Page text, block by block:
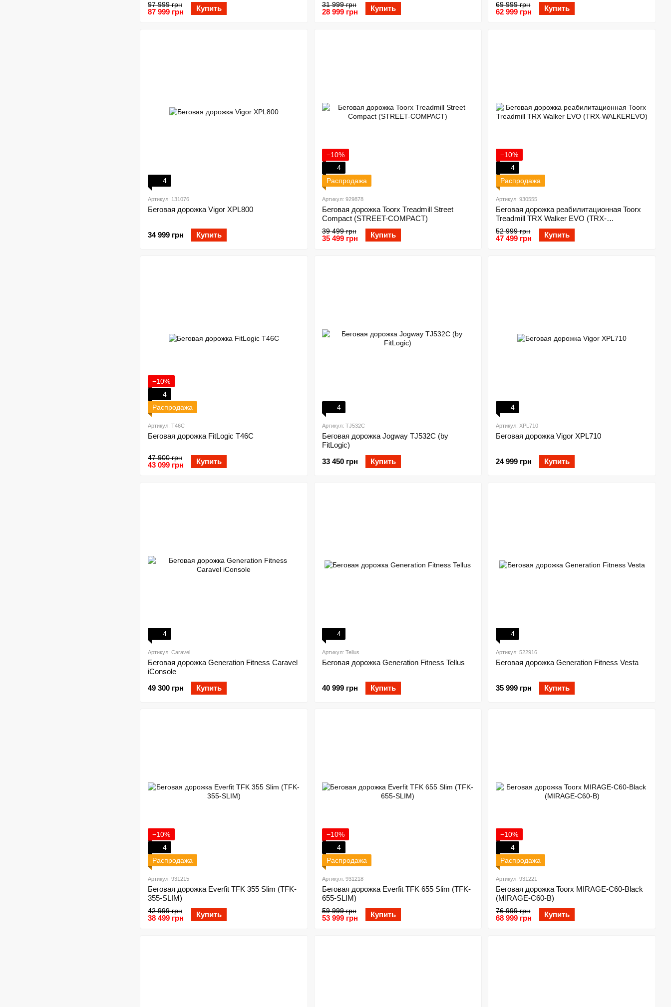
97 999 грн
87 999 грн Купить 31 999 грн
28 999 грн Купить 69 999 грн
62 999 грн Купить
4
Артикул: 131076
Беговая дорожка Vigor XPL800
34 999 грн Купить
−10%
4
Распродажа
Артикул: 929878
Беговая дорожка Toorx Treadmill Street
Compact (STREET-COMPACT)
39 499 грн
35 499 грн Купить
−10%
4
Распродажа
Артикул: 930555
Беговая дорожка реабилитационная Toorx
Treadmill TRX Walker EVO (TRX-
WALKEREVO)
52 999 грн
47 499 грн Купить
−10%
4
Распродажа
Артикул: T46C
Беговая дорожка FitLogic T46C
47 900 грн
43 099 грн Купить
4
Артикул: TJ532C
Беговая дорожка Jogway TJ532C (by
FitLogic)
33 450 грн
Купить
4
Артикул: XPL710
Беговая дорожка Vigor XPL710
24 999 грн Купить
4
Артикул: Caravel
Беговая дорожка Generation Fitness Caravel
iConsole
49 300 грн
Купить
4
Артикул: Tellus
Беговая дорожка Generation Fitness Tellus
40 999 грн Купить
4
Артикул: 522916
Беговая дорожка Generation Fitness Vesta
35 999 грн Купить
−10%
4
Распродажа
Артикул: 931215
Беговая дорожка Everfit TFK 355 Slim (TFK-
355-SLIM)
42 999 грн
38 499 грн Купить
−10%
4
Распродажа
Артикул: 931218
Беговая дорожка Everfit TFK 655 Slim (TFK-
655-SLIM)
59 999 грн
53 999 грн Купить
−10%
4
Распродажа
Артикул: 931221
Беговая дорожка Toorx MIRAGE-C60-Black
(MIRAGE-C60-B)
76 999 грн
68 999 грн Купить